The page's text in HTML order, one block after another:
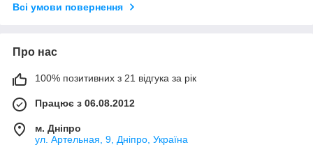
Всі умови повернення
Про нас
100% позитивних з 21 відгука за рік
Працює з 06.08.2012
м. Дніпро
ул. Артельная, 9, Дніпро, Україна